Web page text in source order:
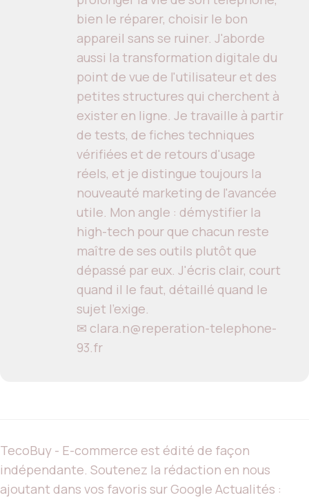
bien le réparer, choisir le bon
appareil sans se ruiner. J'aborde
aussi la transformation digitale du
point de vue de l'utilisateur et des
petites structures qui cherchent à
exister en ligne. Je travaille à partir
de tests, de fiches techniques
vérifiées et de retours d'usage
réels, et je distingue toujours la
nouveauté marketing de l'avancée
utile. Mon angle : démystifier la
high-tech pour que chacun reste
maître de ses outils plutôt que
dépassé par eux. J'écris clair, court
quand il le faut, détaillé quand le
sujet l'exige.
✉ clara.n@reperation-telephone-
93.fr
TecoBuy - E-commerce est édité de façon
indépendante. Soutenez la rédaction en nous
ajoutant dans vos favoris sur Google Actualités :